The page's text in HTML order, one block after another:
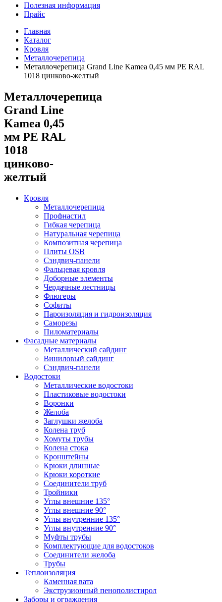
Полезная информация
Прайс
Главная
Каталог
Кровля
Металлочерепица
Металлочерепица Grand Line Kamea 0,45 мм PE RAL
1018 цинково-желтый
Металлочерепица
Grand Line
Kamea 0,45
мм PE RAL
1018
цинково-
желтый
Кровля
Металлочерепица
Профнастил
Гибкая черепица
Натуральная черепица
Композитная черепица
Плиты OSB
Сэндвич-панели
Фальцевая кровля
Доборные элементы
Чердачные лестницы
Флюгеры
Софиты
Пароизоляция и гидроизоляция
Саморезы
Пиломатериалы
Фасадные материалы
Металлический сайдинг
Виниловый сайдинг
Сэндвич-панели
Водостоки
Металлические водостоки
Пластиковые водостоки
Воронки
Желоба
Заглушки желоба
Колена труб
Хомуты трубы
Колена стока
Кронштейны
Крюки длинные
Крюки короткие
Соединители труб
Тройники
Углы внешние 135°
Углы внешние 90°
Углы внутренние 135°
Углы внутренние 90°
Муфты трубы
Комплектующие для водостоков
Соединители желоба
Трубы
Теплоизоляция
Каменная вата
Экструзионный пенополистирол
Заборы и ограждения